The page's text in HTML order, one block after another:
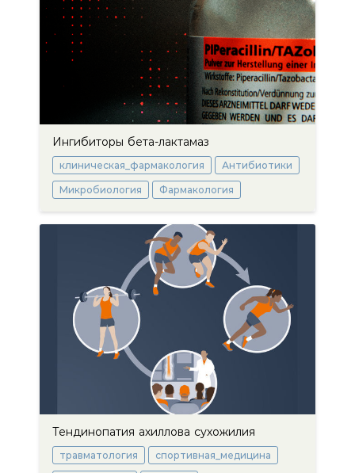
Ингибиторы бета-лактамаз
клиническая_фармакология Антибиотики
Микробиология Фармакология
Тендинопатия ахиллова сухожилия
травматология спортивная_медицина